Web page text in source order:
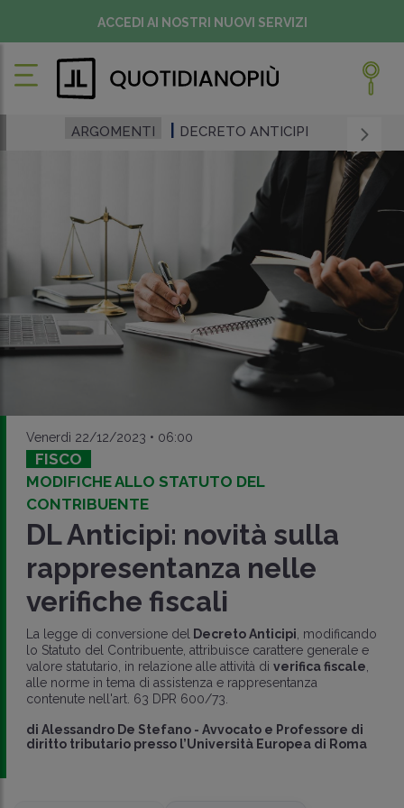
ACCEDI AI NOSTRI NUOVI SERVIZI
ARGOMENTI DECRETO ANTICIPI
Venerdì 22/12/2023 • 06:00
FISCO
MODIFICHE ALLO STATUTO DEL
CONTRIBUENTE
DL Anticipi: novità sulla
rappresentanza nelle
verifiche fiscali
La legge di conversione delDecreto Anticipi, modificando
lo Statuto del Contribuente, attribuisce carattere generale e
valore statutario, in relazione alle attività di verifica fiscale,
alle norme in tema di assistenza e rappresentanza
contenute nell'art. 63 DPR 600/73.
di Alessandro De Stefano - Avvocato e Professore di
diritto tributario presso l’Università Europea di Roma